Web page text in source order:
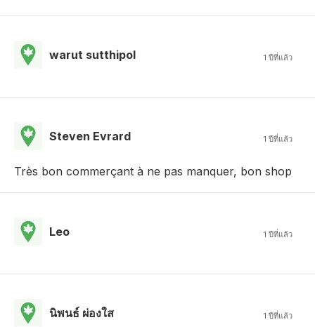
warut sutthipol 1 ปีที่แล้ว
Steven Evrard 1 ปีที่แล้ว
Très bon commerçant à ne pas manquer, bon shop
Leo 1 ปีที่แล้ว
นิพนธ์ ผ่องใส 1 ปีที่แล้ว